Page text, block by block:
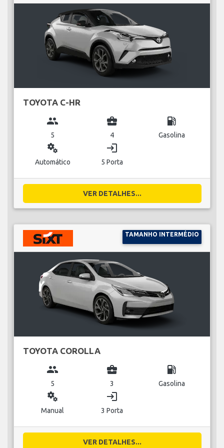
TOYOTA C-HR
group
5
business_center
4
local_gas_station
Gasolina
miscellaneous_services
Automático
login
5 Porta
VER DETALHES...
TAMANHO INTERMÉDIO
TOYOTA COROLLA
group
5
business_center
3
local_gas_station
Gasolina
miscellaneous_services
Manual
login
3 Porta
VER DETALHES...